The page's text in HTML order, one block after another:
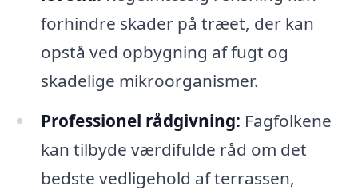
forhindre skader på træet, der kan
opstå ved opbygning af fugt og
skadelige mikroorganismer.
Professionel rådgivning: Fagfolkene
kan tilbyde værdifulde råd om det
bedste vedligehold af terrassen,